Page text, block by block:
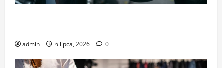
admin 6 lipca, 2026 0